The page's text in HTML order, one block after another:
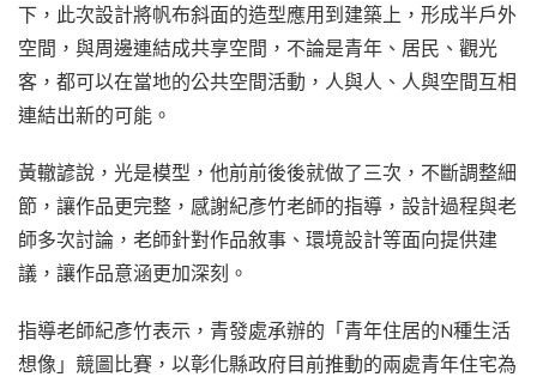
下，此次設計將帆布斜面的造型應用到建築上，形成半戶外
空間，與周邊連結成共享空間，不論是青年、居民、觀光
客，都可以在當地的公共空間活動，人與人、人與空間互相
連結出新的可能。
黃轍諺說，光是模型，他前前後後就做了三次，不斷調整細
節，讓作品更完整，感謝紀彥竹老師的指導，設計過程與老
師多次討論，老師針對作品敘事、環境設計等面向提供建
議，讓作品意涵更加深刻。
指導老師紀彥竹表示，青發處承辦的「青年住居的N種生活
想像」競圖比賽，以彰化縣政府目前推動的兩處青年住宅為